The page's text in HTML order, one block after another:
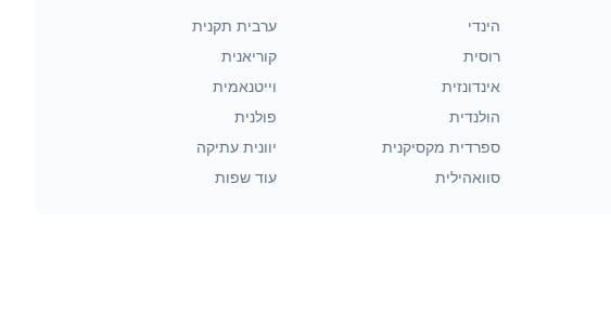
הינדי
ערבית תקנית
רוסית
קוריאנית
אינדונזית
וייטנאמית
הולנדית
פולנית
ספרדית מקסיקנית
יוונית עתיקה
סוואהילית עוד שפות